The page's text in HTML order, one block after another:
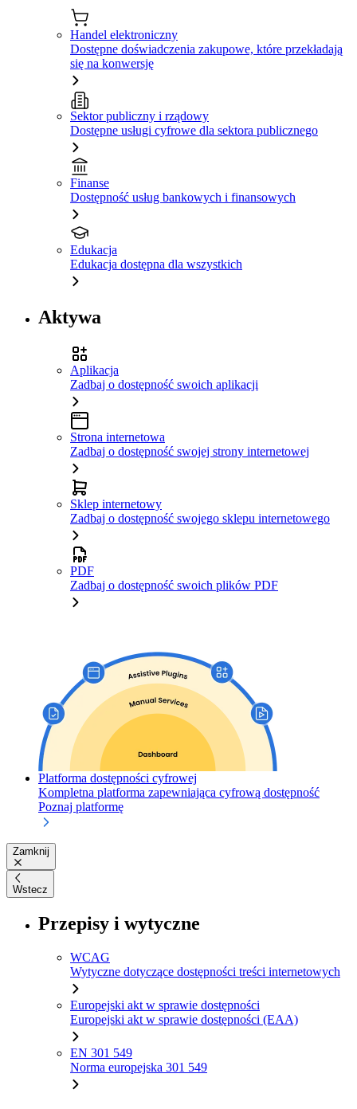
Handel elektroniczny
Dostępne doświadczenia zakupowe, które przekładają
się na konwersję
Sektor publiczny i rządowy
Dostępne usługi cyfrowe dla sektora publicznego
Finanse
Dostępność usług bankowych i finansowych
Edukacja
Edukacja dostępna dla wszystkich
Aktywa
Aplikacja
Zadbaj o dostępność swoich aplikacji
Strona internetowa
Zadbaj o dostępność swojej strony internetowej
Sklep internetowy
Zadbaj o dostępność swojego sklepu internetowego
PDF
Zadbaj o dostępność swoich plików PDF
Platforma dostępności cyfrowej
Kompletna platforma zapewniająca cyfrową dostępność
Poznaj platformę
Zamknij
Wstecz
Przepisy i wytyczne
WCAG
Wytyczne dotyczące dostępności treści internetowych
Europejski akt w sprawie dostępności
Europejski akt w sprawie dostępności (EAA)
EN 301 549
Norma europejska 301 549